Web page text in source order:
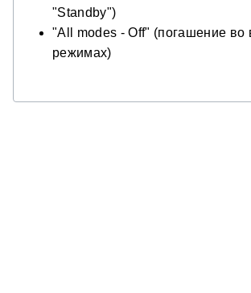
"Standby")
"All modes - Off" (погашение во
режимах)